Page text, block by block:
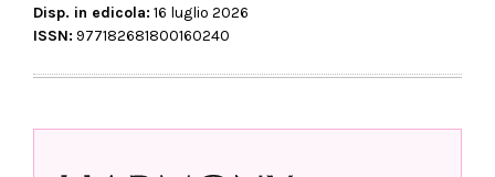
Disp. in edicola: 16 luglio 2026
ISSN: 977182681800160240